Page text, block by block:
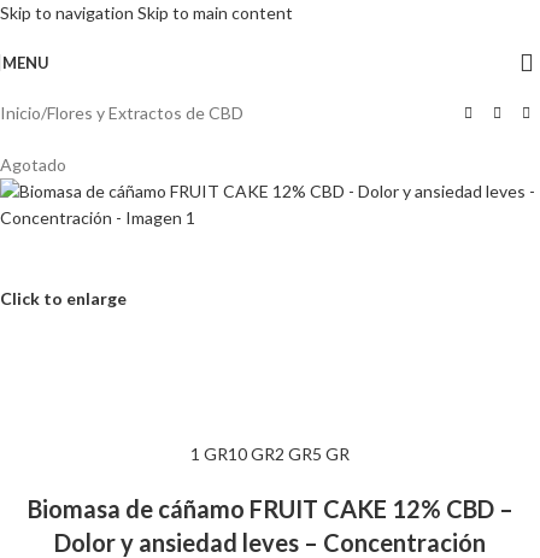
Skip to navigation Skip to main content
MENU
Inicio/Flores y Extractos de CBD
Agotado
Click to enlarge
1 GR10 GR2 GR5 GR
Biomasa de cáñamo FRUIT CAKE 12% CBD –
Dolor y ansiedad leves – Concentración